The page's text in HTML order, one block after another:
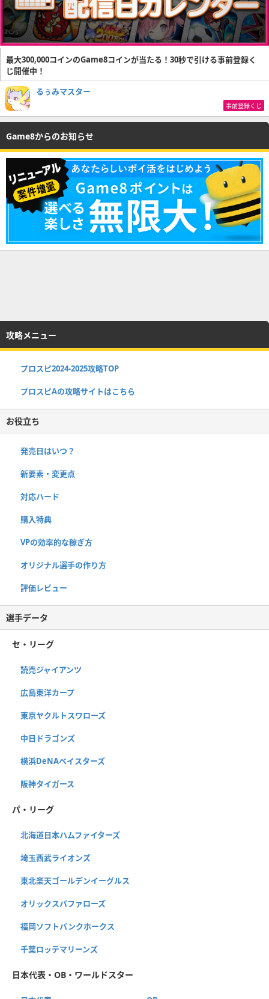
最大300,000コインのGame8コインが当たる！30秒で引ける事前登録く
じ開催中！
るぅみマスター
事前登録くじ
Game8からのお知らせ
攻略メニュー
プロスピ2024-2025攻略TOP
プロスピAの攻略サイトはこちら
お役立ち
発売日はいつ？
新要素・変更点
対応ハード
購入特典
VPの効率的な稼ぎ方
オリジナル選手の作り方
評価レビュー
選手データ
セ・リーグ
読売ジャイアンツ
広島東洋カープ
東京ヤクルトスワローズ
中日ドラゴンズ
横浜DeNAベイスターズ
阪神タイガース
パ・リーグ
北海道日本ハムファイターズ
埼玉西武ライオンズ
東北楽天ゴールデンイーグルス
オリックスバファローズ
福岡ソフトバンクホークス
千葉ロッテマリーンズ
日本代表・OB・ワールドスター